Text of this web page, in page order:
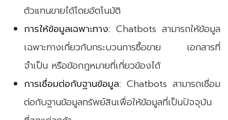
ตัวแทนขายได้โดยอัตโนมัติ
การให้ข้อมูลเฉพาะทาง: Chatbots สามารถให้ข้อมูล
เฉพาะทางเกี่ยวกับกระบวนการซื้อขาย เอกสารที่
จำเป็น หรือข้อกฎหมายที่เกี่ยวข้องได้
การเชื่อมต่อกับฐานข้อมูล: Chatbots สามารถเชื่อม
ต่อกับฐานข้อมูลทรัพย์สินเพื่อให้ข้อมูลที่เป็นปัจจุบัน